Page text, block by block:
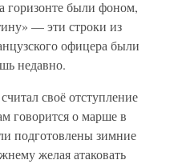
горизонте были фоном,
— эти строки из
офицера были
недавно.
своё отступление
говорится о марше в
подготовлены зимние
желая атаковать